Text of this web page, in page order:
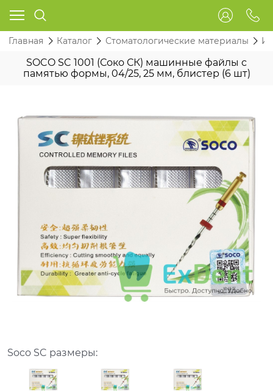
Главная Каталог Стоматологические материалы
SOCO SC 1001 (Соко СК) машинные файлы с
памятью формы, 04/25, 25 мм, блистер (6 шт)
Soco SC размеры: